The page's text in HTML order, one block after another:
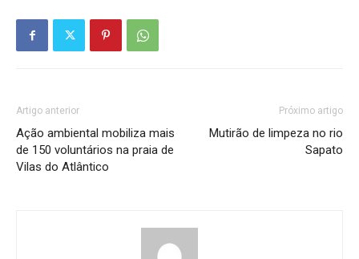
Artigo anterior
Ação ambiental mobiliza mais
de 150 voluntários na praia de
Vilas do Atlântico
Próximo artigo
Mutirão de limpeza no rio
Sapato